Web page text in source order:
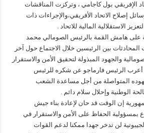
الإفريقي بول كاجامي ، وتركزت المناقشات
إصلاح الاتحاد الأفريقي،والإجراءات ذات
الاستقلالية المالية للاتحاد .
على هامش القمة بالرئيس الصومالي محمد
المحادثات بين الرئيسين خلال الاجتماع حول آخر
والجهود المبذولة لتحقيق الأمن والاستقرار
أعرب الرئيس فارماجو عن شكره للرئيس
المتواصلة من أجل مساعدة الشعب
الوطنية وإحلال سلام دائم .
إن الوقت قد حان لإعادة بناء جيش
بمسؤولية الحفاظ على الأمن والاستقرار في
لن تدخر جهدا ممكنا لدعم القوات